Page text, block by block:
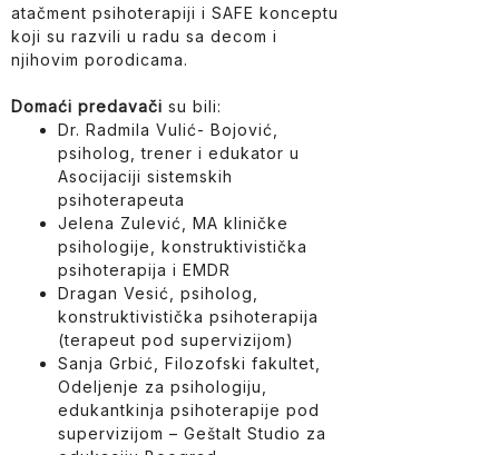
atačment psihoterapiji i SAFE konceptu
koji su razvili u radu sa decom i
njihovim porodicama.
Domaći predavači su bili:
Dr. Radmila Vulić- Bojović,
psiholog, trener i edukator u
Asocijaciji sistemskih
psihoterapeuta
Jelena Zulević, MA kliničke
psihologije, konstruktivistička
psihoterapija i EMDR
Dragan Vesić, psiholog,
konstruktivistička psihoterapija
(terapeut pod supervizijom)
Sanja Grbić, Filozofski fakultet,
Odeljenje za psihologiju,
edukantkinja psihoterapije pod
supervizijom – Geštalt Studio za